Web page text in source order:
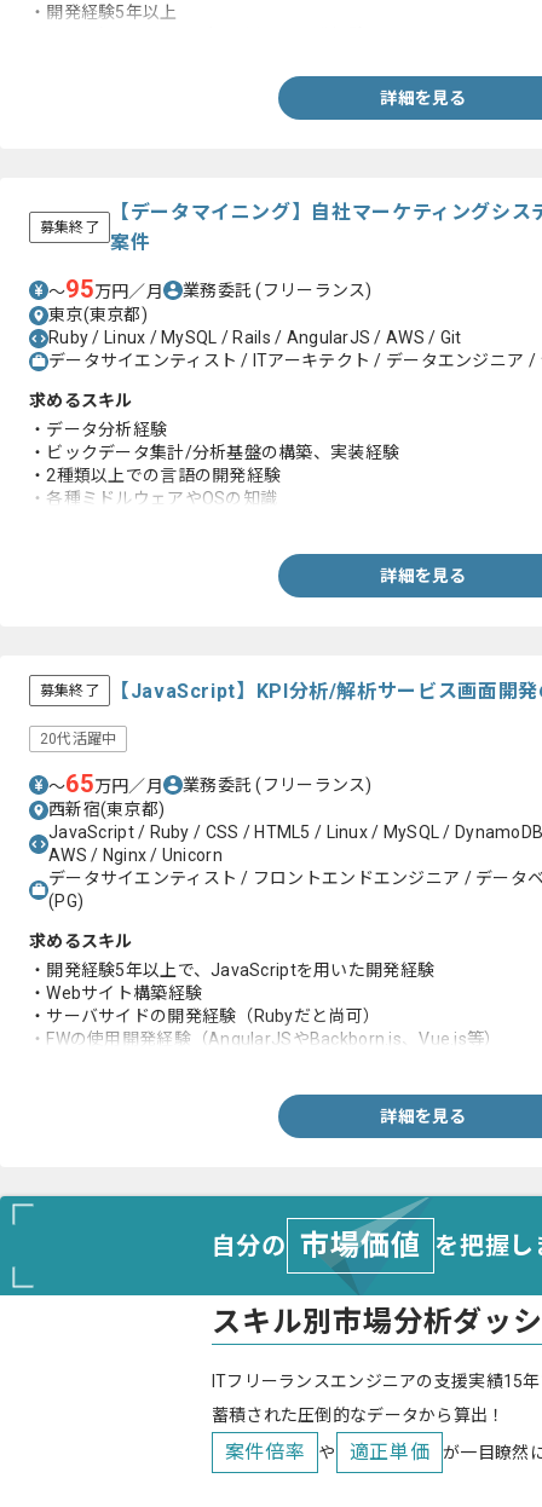
・開発経験5年以上
詳細を見る
募集終了
【データマイニング】自社マーケティングシ
案件
〜95万円／月 業務委託(フリーランス)
東京(東京都)
Ruby / Linux / MySQL / Rails / AngularJS / AWS / Git
データサイエンティスト / ITアーキテクト / データエンジニア
求めるスキル
・データ分析経験
・ビックデータ集計/分析基盤の構築、実装経験
・2種類以上での言語の開発経験
・各種ミドルウェアやOSの知識
詳細を見る
募集終了 【JavaScript】KPI分析/解析サービス画面開
20代活躍中
〜65万円／月 業務委託(フリーランス)
西新宿(東京都)
JavaScript / Ruby / CSS / HTML5 / Linux / MySQL /
AWS / Nginx / Unicorn
データサイエンティスト / フロントエンドエンジニア / データ
(PG)
求めるスキル
・開発経験5年以上で、JavaScriptを用いた開発経験
・Webサイト構築経験
・サーバサイドの開発経験（Rubyだと尚可）
・FWの使用開発経験（AngularJSやBackborn.js、Vue.js等）
詳細を見る
自分の 市場価値 を把握
スキル別市場分析ダッ
ITフリーランスエンジニアの支援実績15
蓄積された圧倒的なデータから算出！
案件倍率 や 適正単価 が一目瞭然